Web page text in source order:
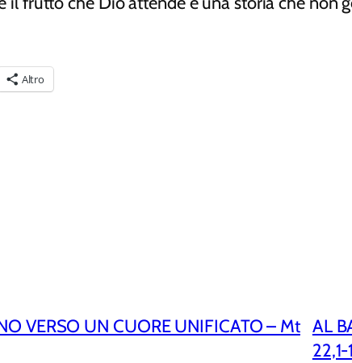
Altro
VERSO UN CUORE UNIFICATO – Mt AL
22,1-